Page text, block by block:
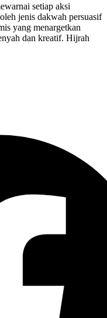
setiap aksi
jenis dakwah persuasif
yang menargetkan
dan kreatif. Hijrah